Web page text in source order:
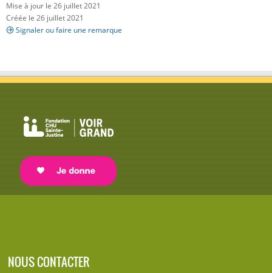
Mise à jour le 26 juillet 2021
Créée le 26 juillet 2021
Signaler ou faire une remarque
NOUS CONTACTER